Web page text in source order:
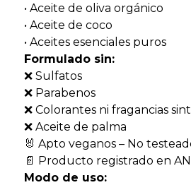
• Aceite de oliva orgánico
• Aceite de coco
• Aceites esenciales puros
Formulado sin:
❌ Sulfatos
❌ Parabenos
❌ Colorantes ni fragancias
❌ Aceite de palma
🐰 Apto veganos – No
📄 Producto registrado en
Modo de uso: